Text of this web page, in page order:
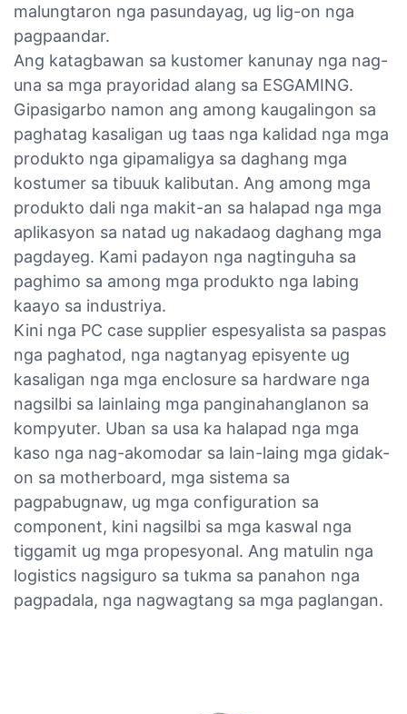
malungtaron nga pasundayag, ug lig-on nga
pagpaandar.
Ang katagbawan sa kustomer kanunay nga nag-
una sa mga prayoridad alang sa ESGAMING.
Gipasigarbo namon ang among kaugalingon sa
paghatag kasaligan ug taas nga kalidad nga mga
produkto nga gipamaligya sa daghang mga
kostumer sa tibuuk kalibutan. Ang among mga
produkto dali nga makit-an sa halapad nga mga
aplikasyon sa natad ug nakadaog daghang mga
pagdayeg. Kami padayon nga nagtinguha sa
paghimo sa among mga produkto nga labing
kaayo sa industriya.
Kini nga PC case supplier espesyalista sa paspas
nga paghatod, nga nagtanyag episyente ug
kasaligan nga mga enclosure sa hardware nga
nagsilbi sa lainlaing mga panginahanglanon sa
kompyuter. Uban sa usa ka halapad nga mga
kaso nga nag-akomodar sa lain-laing mga gidak-
on sa motherboard, mga sistema sa
pagpabugnaw, ug mga configuration sa
component, kini nagsilbi sa mga kaswal nga
tiggamit ug mga propesyonal. Ang matulin nga
logistics nagsiguro sa tukma sa panahon nga
pagpadala, nga nagwagtang sa mga paglangan.